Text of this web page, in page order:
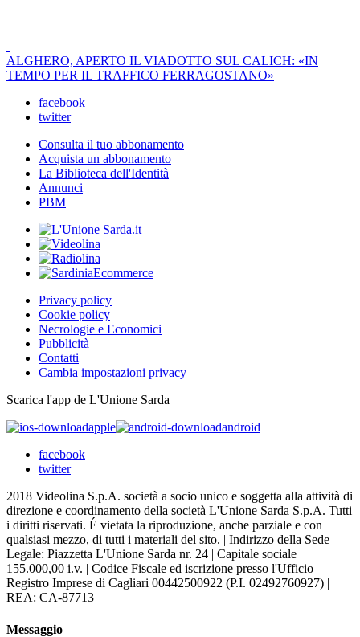
ALGHERO, APERTO IL VIADOTTO SUL CALICH: «IN
TEMPO PER IL TRAFFICO FERRAGOSTANO»
facebook
twitter
Consulta il tuo abbonamento
Acquista un abbonamento
La Biblioteca dell'Identità
Annunci
PBM
Privacy policy
Cookie policy
Necrologie e Economici
Pubblicità
Contatti
Cambia impostazioni privacy
Scarica l'app de L'Unione Sarda
apple
android
facebook
twitter
2018 Videolina S.p.A. società a socio unico e soggetta alla attività di
direzione e coordinamento della società L'Unione Sarda S.p.A. Tutti
i diritti riservati. É vietata la riproduzione, anche parziale e con
qualsiasi mezzo, di tutti i materiali del sito. | Indirizzo della Sede
Legale: Piazzetta L'Unione Sarda nr. 24 | Capitale sociale
155.000,00 i.v. | Codice Fiscale ed iscrizione presso l'Ufficio
Registro Imprese di Cagliari 00442500922 (P.I. 02492760927) |
REA: CA-87713
Messaggio